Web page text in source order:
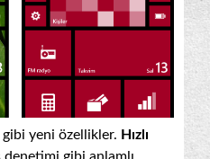
gibi yeni özellikler. Hızlı
denetimi gibi anlamlı